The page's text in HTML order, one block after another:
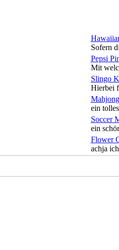
Sofern
Pepsi
Mit
Slingo
Hierbei
ein
Soccer
ein
Flower
achja